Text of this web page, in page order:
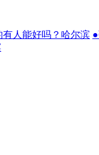
有人能好吗？哈尔滨